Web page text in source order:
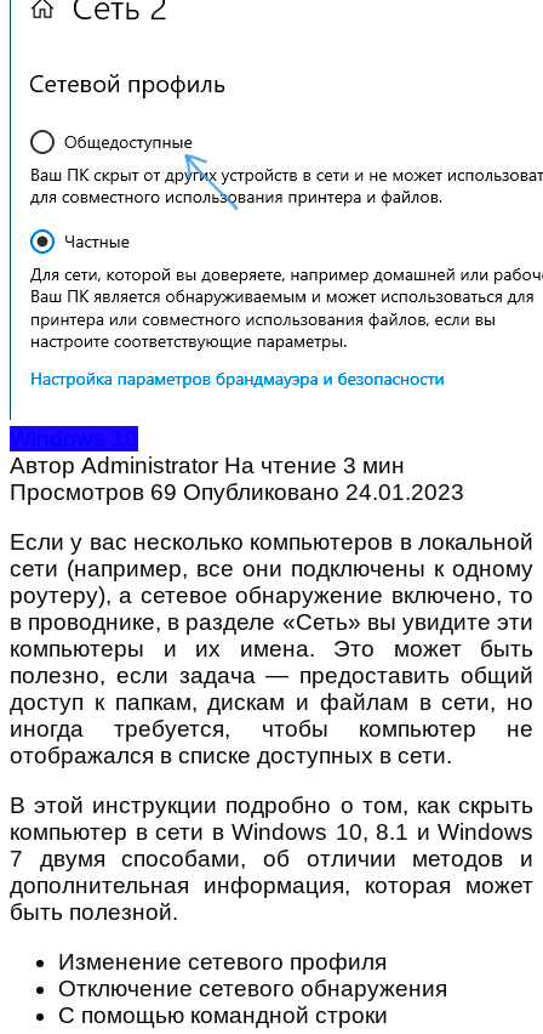
Windows 10
Автор Administrator На чтение 3 мин
Просмотров 69 Опубликовано 24.01.2023
Если у вас несколько компьютеров в локальной
сети (например, все они подключены к одному
роутеру), а сетевое обнаружение включено, то
в проводнике, в разделе «Сеть» вы увидите эти
компьютеры и их имена. Это может быть
полезно, если задача — предоставить общий
доступ к папкам, дискам и файлам в сети, но
иногда требуется, чтобы компьютер не
отображался в списке доступных в сети.
В этой инструкции подробно о том, как скрыть
компьютер в сети в Windows 10, 8.1 и Windows
7 двумя способами, об отличии методов и
дополнительная информация, которая может
быть полезной.
Изменение сетевого профиля
Отключение сетевого обнаружения
С помощью командной строки